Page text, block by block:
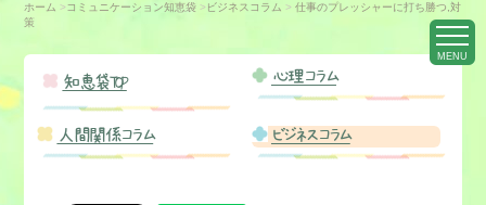
MENU
ホーム >コミュニケーション知恵袋 > ビジネスコラム > 仕事のプレッシャーに打ち勝つ,対
策
知恵袋TOP 心理コラム
人間関係コラム ビジネスコラム